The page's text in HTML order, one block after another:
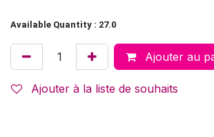
Available Quantity : 27.0
Ajouter au
Ajouter à la liste de souhaits